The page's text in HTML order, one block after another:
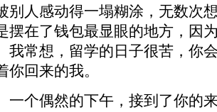
别人感动得一塌糊涂，无数次
摆在了钱包最显眼的地方，因
我常想，留学的日子很苦，你
你回来的我。
个偶然的下午，接到了你的来